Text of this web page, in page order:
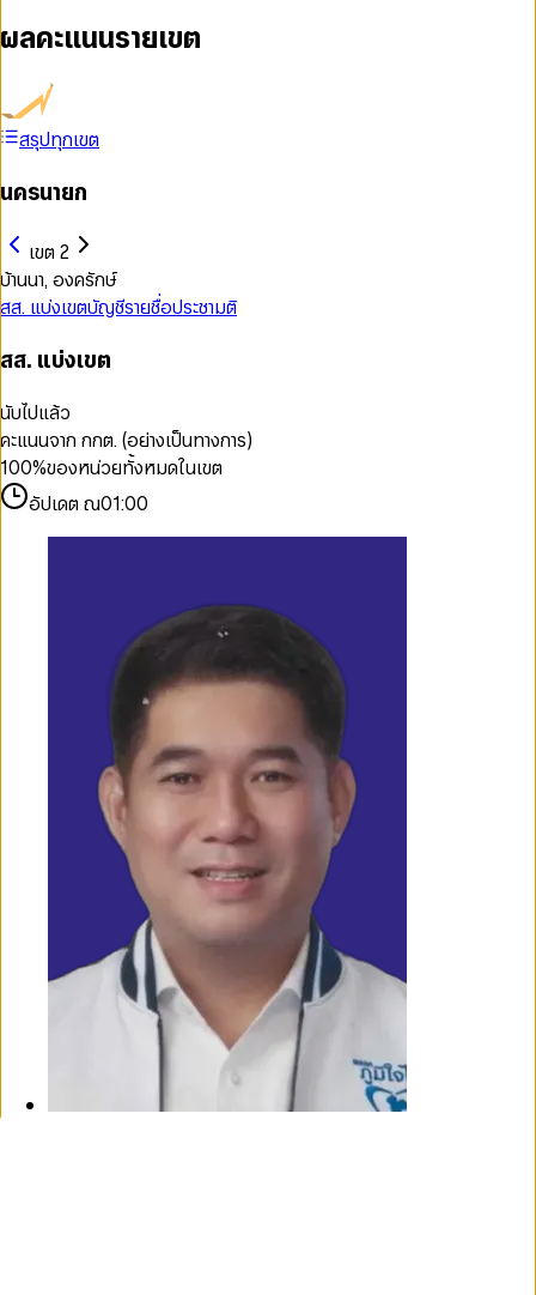
ผลคะแนนรายเขต
สรุปทุกเขต
นครนายก
เขต 2
บ้านนา, องครักษ์
สส. แบ่งเขตบัญชีรายชื่อประชามติ
สส. แบ่งเขต
นับไปแล้ว
คะแนนจาก กกต. (อย่างเป็นทางการ)
100%ของหน่วยทั้งหมดในเขต
อัปเดต ณ01:00